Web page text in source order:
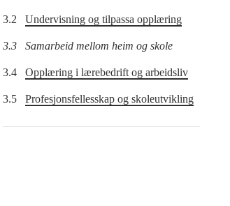
3.2 Undervisning og tilpassa opplæring
3.3 Samarbeid mellom heim og skole
3.4 Opplæring i lærebedrift og arbeidsliv
3.5 Profesjonsfellesskap og skoleutvikling